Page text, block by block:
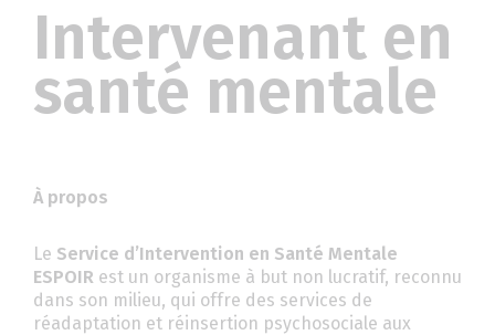
Intervenant en
santé mentale
À propos
Le Service d’Intervention en Santé Mentale
ESPOIR est un organisme à but non lucratif, reconnu
dans son milieu, qui offre des services de
réadaptation et réinsertion psychosociale aux